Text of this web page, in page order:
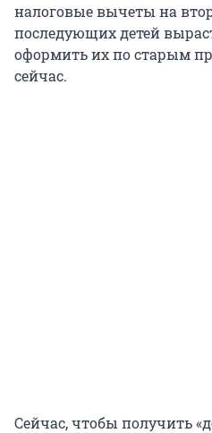
налоговые вычеты на
последующих детей
оформить их по старым
сейчас.
Сейчас, чтобы получить